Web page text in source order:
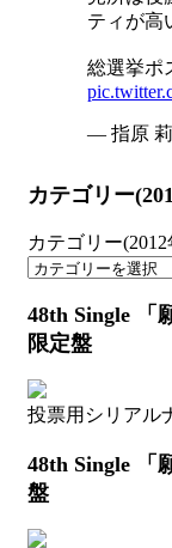
ティが高
総選挙ポ
— 指原 莉
カテゴリー
カテゴリー
48th Single 「
限定盤
投票用シリアル
48th Single 「
盤